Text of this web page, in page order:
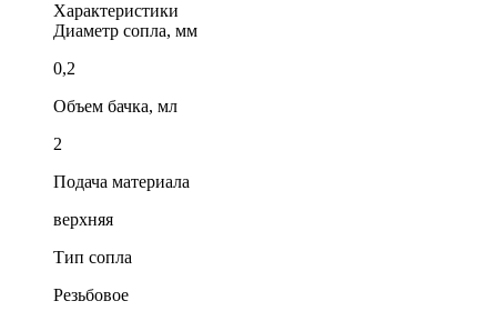
Характеристики
Диаметр сопла, мм
0,2
Объем бачка, мл
2
Подача материала
верхняя
Тип сопла
Резьбовое